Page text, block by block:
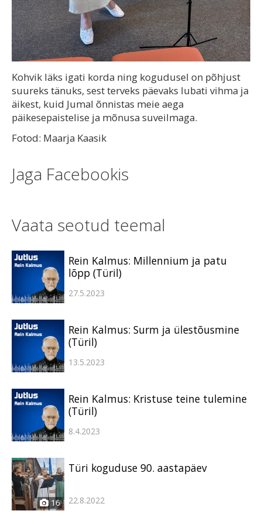
Kohvik läks igati korda ning kogudusel on põhjust
suureks tänuks, sest terveks päevaks lubati vihma ja
äikest, kuid Jumal õnnistas meie aega
päikesepaistelise ja mõnusa suveilmaga.
Fotod: Maarja Kaasik
Jaga Facebookis
Vaata seotud teemal
Rein Kalmus: Millennium ja patu
lõpp (Türil)
27.5.2023
Rein Kalmus: Surm ja ülestõusmine
(Türil)
13.5.2023
Rein Kalmus: Kristuse teine tulemine
(Türil)
8.4.2023
16
Türi koguduse 90. aastapäev
22.8.2022